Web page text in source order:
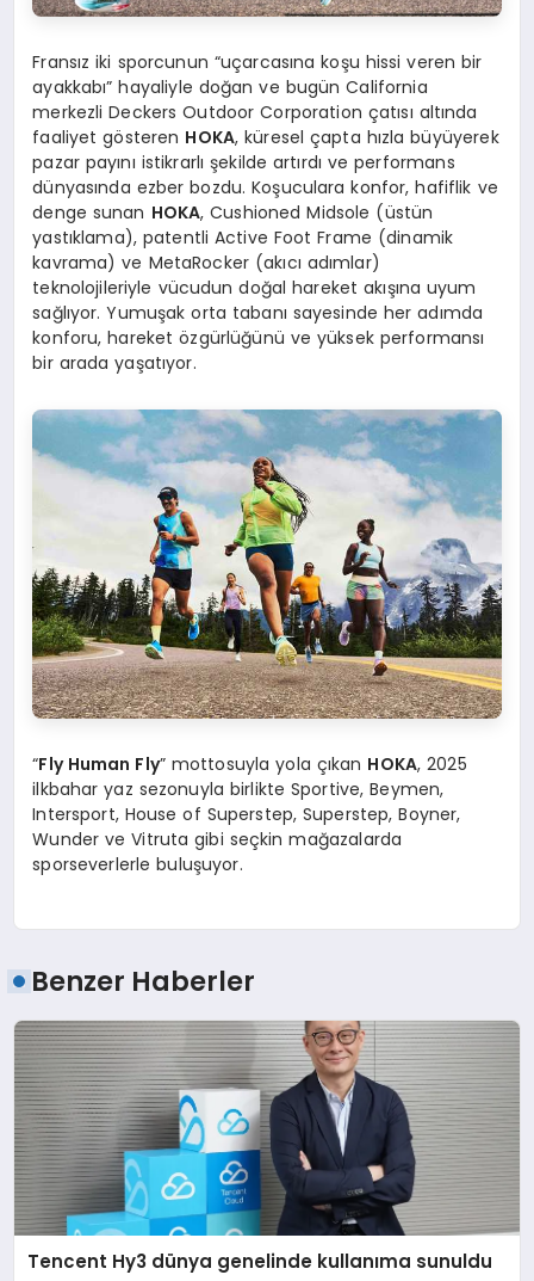
Fransız iki sporcunun “uçarcasına koşu hissi veren bir
ayakkabı” hayaliyle doğan ve bugün California
merkezli Deckers Outdoor Corporation çatısı altında
faaliyet gösteren HOKA, küresel çapta hızla büyüyerek
pazar payını istikrarlı şekilde artırdı ve performans
dünyasında ezber bozdu. Koşuculara konfor, hafiflik ve
denge sunan HOKA, Cushioned Midsole (üstün
yastıklama), patentli Active Foot Frame (dinamik
kavrama) ve MetaRocker (akıcı adımlar)
teknolojileriyle vücudun doğal hareket akışına uyum
sağlıyor. Yumuşak orta tabanı sayesinde her adımda
konforu, hareket özgürlüğünü ve yüksek performansı
bir arada yaşatıyor.
“Fly Human Fly” mottosuyla yola çıkan HOKA, 2025
ilkbahar yaz sezonuyla birlikte Sportive, Beymen,
Intersport, House of Superstep, Superstep, Boyner,
Wunder ve Vitruta gibi seçkin mağazalarda
sporseverlerle buluşuyor.
Benzer Haberler
Tencent Hy3 dünya genelinde kullanıma sunuldu